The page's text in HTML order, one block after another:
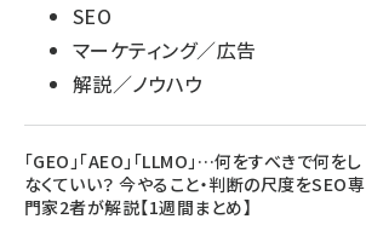
SEO
マーケティング／広告
解説／ノウハウ
「GEO」「AEO」「LLMO」…何をすべきで何をし
なくていい？ 今やること・判断の尺度をSEO専
門家2者が解説【1週間まとめ】